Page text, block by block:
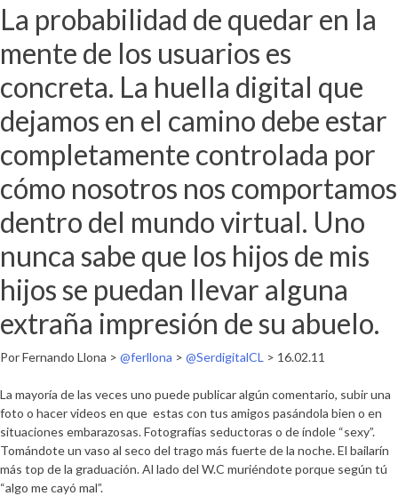
La probabilidad de quedar en la
mente de los usuarios es
concreta. La huella digital que
dejamos en el camino debe estar
completamente controlada por
cómo nosotros nos comportamos
dentro del mundo virtual. Uno
nunca sabe que los hijos de mis
hijos se puedan llevar alguna
extraña impresión de su abuelo.
Por Fernando Llona > @ferllona > @SerdigitalCL > 16.02.11
La mayoría de las veces uno puede publicar algún comentario, subir una
foto o hacer videos en que estas con tus amigos pasándola bien o en
situaciones embarazosas. Fotografías seductoras o de índole “sexy”.
Tomándote un vaso al seco del trago más fuerte de la noche. El bailarín
más top de la graduación. Al lado del W.C muriéndote porque según tú
“algo me cayó mal”.